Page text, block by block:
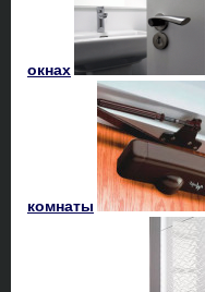
окнах
комнаты